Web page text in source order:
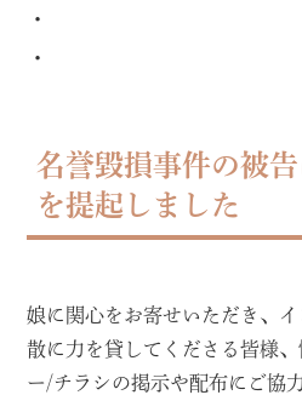
・
・
名誉毀損事件の被
を提起しました
娘に関心をお寄せいただき、
散に力を貸してくださる皆様
ー/チラシの掲示や配布にご協